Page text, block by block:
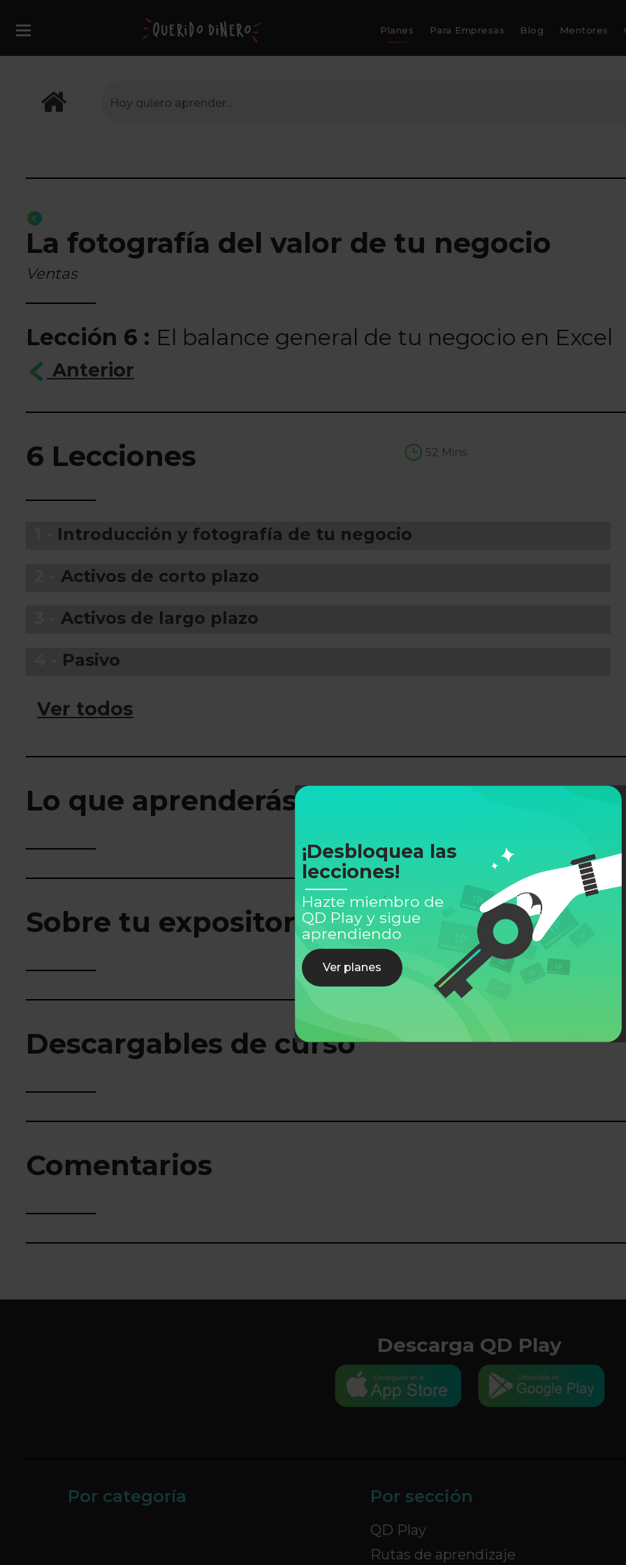
Planes Para Empresas Blog Mentores
¡Desbloquea las
lecciones!
Hazte miembro de
QD Play y sigue
aprendiendo
Ver planes
La fotografía del valor de tu negocio
Ventas
Lección 6 : El balance general de tu negocio en Excel
Anterior
6 Lecciones 52 Mins
Introducción y fotografía de tu negocio
Activos de corto plazo
Activos de largo plazo
Pasivo
Ver todos
Lo que aprenderás
Sobre tu expositor
Descargables de curso
Comentarios
Descarga QD Play
Por categoría Por sección
QD Play
Rutas de aprendizaje